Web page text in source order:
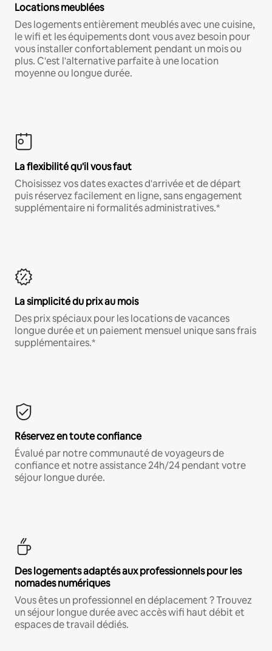
Locations meublées
Des logements entièrement meublés avec une cuisine,
le wifi et les équipements dont vous avez besoin pour
vous installer confortablement pendant un mois ou
plus. C'est l'alternative parfaite à une location
moyenne ou longue durée.
La flexibilité qu'il vous faut
Choisissez vos dates exactes d'arrivée et de départ
puis réservez facilement en ligne, sans engagement
supplémentaire ni formalités administratives.*
La simplicité du prix au mois
Des prix spéciaux pour les locations de vacances
longue durée et un paiement mensuel unique sans frais
supplémentaires.*
Réservez en toute confiance
Évalué par notre communauté de voyageurs de
confiance et notre assistance 24h/24 pendant votre
séjour longue durée.
Des logements adaptés aux professionnels pour les
nomades numériques
Vous êtes un professionnel en déplacement ? Trouvez
un séjour longue durée avec accès wifi haut débit et
espaces de travail dédiés.